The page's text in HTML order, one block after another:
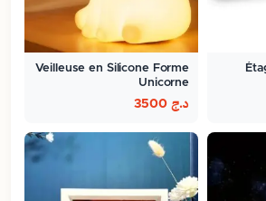
3
Veilleuse en Silicone Forme
Unicorne
د.ج